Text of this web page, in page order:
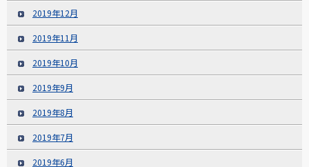
2019年12月
2019年11月
2019年10月
2019年9月
2019年8月
2019年7月
2019年6月